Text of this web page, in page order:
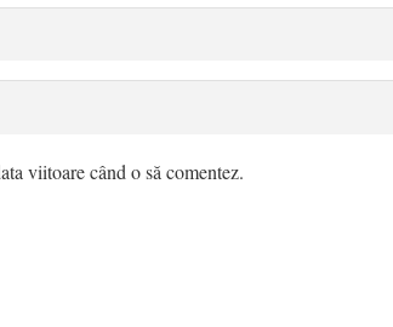
viitoare când o să comentez.